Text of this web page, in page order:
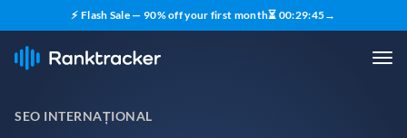
⚡ Flash Sale — 90% off your first month⏳ 00:29:44→
SEO INTERNAȚIONAL